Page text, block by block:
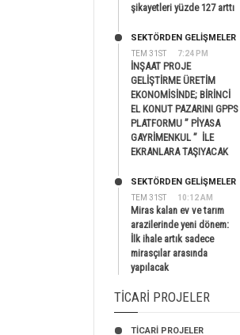
şikayetleri yüzde 127 arttı
TEM 31ST 7:24 PM
SEKTÖRDEN GELIŞMELER
İNŞAAT PROJE
GELİŞTİRME ÜRETİM
EKONOMİSİNDE; BİRİNCİ
EL KONUT PAZARINI GPPS
PLATFORMU ” PİYASA
GAYRİMENKUL ” İLE
EKRANLARA TAŞIYACAK
TEM 31ST 10:12 AM
SEKTÖRDEN GELIŞMELER
Miras kalan ev ve tarım
arazilerinde yeni dönem:
İlk ihale artık sadece
mirasçılar arasında
yapılacak
TICARI PROJELER
TİCARİ PROJELER